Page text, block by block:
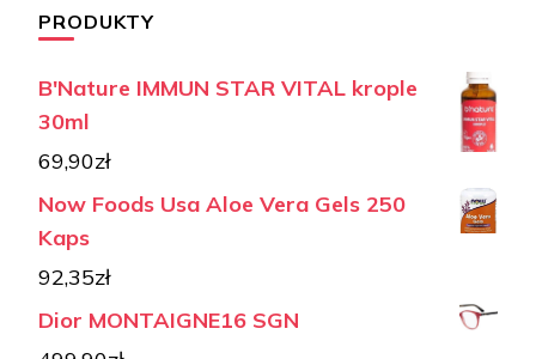
PRODUKTY
B'Nature IMMUN STAR VITAL krople
30ml
69,90zł
Now Foods Usa Aloe Vera Gels 250
Kaps
92,35zł
Dior MONTAIGNE16 SGN